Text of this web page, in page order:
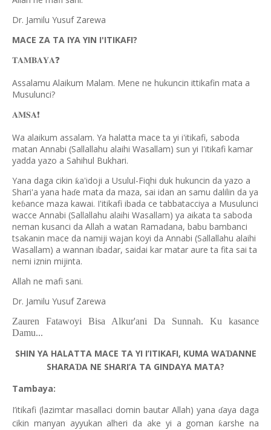
Dr. Jamilu Yusuf Zarewa
MACE ZA TA IYA YIN I'ITIKAFI?
𝐓𝐀𝐌𝐁𝐀𝐘𝐀❓
Assalamu Alaikum Malam. Mene ne hukuncin ittikafin mata a
Musulunci?
𝐀𝐌𝐒𝐀❗️
Wa alaikum assalam. Ya halatta mace ta yi i'itikafi, saboda
matan Annabi (Sallallahu alaihi Wasallam) sun yi I'itikafi kamar
yadda yazo a Sahihul Bukhari.
Yana daga cikin ƙa'idoji a Usulul-Fiqhi duk hukuncin da yazo a
Shari'a yana haɗe mata da maza, sai idan an samu dalilin da ya
keɓance maza kawai. I'itikafi ibada ce tabbatacciya a Musulunci
wacce Annabi (Sallallahu alaihi Wasallam) ya aikata ta saboda
neman kusanci da Allah a watan Ramadana, babu bambanci
tsakanin mace da namiji wajan koyi da Annabi (Sallallahu alaihi
Wasallam) a wannan ibadar, saidai kar matar aure ta fita sai ta
nemi iznin mijinta.
Allah ne mafi sani.
Dr. Jamilu Yusuf Zarewa
Zauren Fatawoyi Bisa Alkur'ani Da Sunnah. Ku kasance
Damu...
SHIN YA HALATTA MACE TA YI I’ITIKAFI, KUMA WAƊANNE
SHARAƊA NE SHARI’A TA GINDAYA MATA?
Tambaya:
I’itikafi (lazimtar masallaci domin bautar Allah) yana ɗaya daga
cikin manyan ayyukan alheri da ake yi a gomanƙarshe na